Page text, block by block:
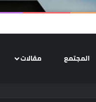
المجتمع مقالات